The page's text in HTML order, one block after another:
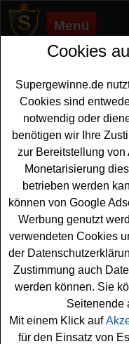
Menü
Supergewinne.de>
Anzeige:
Anzeige:
LIDL
Auto
Ein kostenloses LIDL
für alle, die gern ein
verlost als
etwas Glück können
doch damit nicht
Weihnachts-
sowie fünf
Euro auf glückliche
Cookies
Supergewinne.de
Cookies sind
notwendig oder
benötigen wir Ihre
zur Bereitstellung
Monetarisierung
betrieben werden
können von Google
Werbung genutzt
verwendeten Cookies
der
Zustimmung auch
werden können. Sie
Seitenende
Mit einem Klick auf
für den Einsatz von